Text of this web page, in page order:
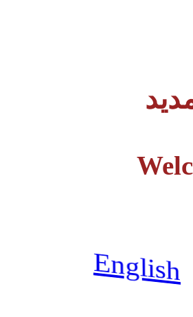
English